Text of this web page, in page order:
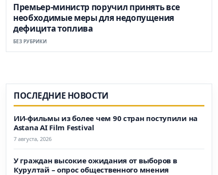
Премьер-министр поручил принять все
необходимые меры для недопущения
дефицита топлива
БЕЗ РУБРИКИ
ПОСЛЕДНИЕ НОВОСТИ
ИИ-фильмы из более чем 90 стран поступили на
Astana AI Film Festival
7 августа, 2026
У граждан высокие ожидания от выборов в
Курултай – опрос общественного мнения